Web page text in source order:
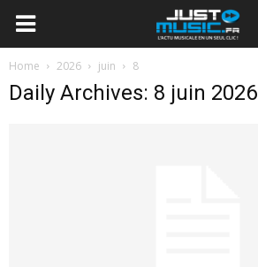
Home 2026 juin 8
Daily Archives: 8 juin 2026